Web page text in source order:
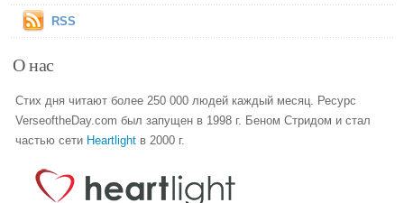
RSS
О нас
Стих дня читают более 250 000 людей каждый месяц. Ресурс
VerseoftheDay.com был запущен в 1998 г. Беном Стридом и стал
частью сети Heartlight в 2000 г.